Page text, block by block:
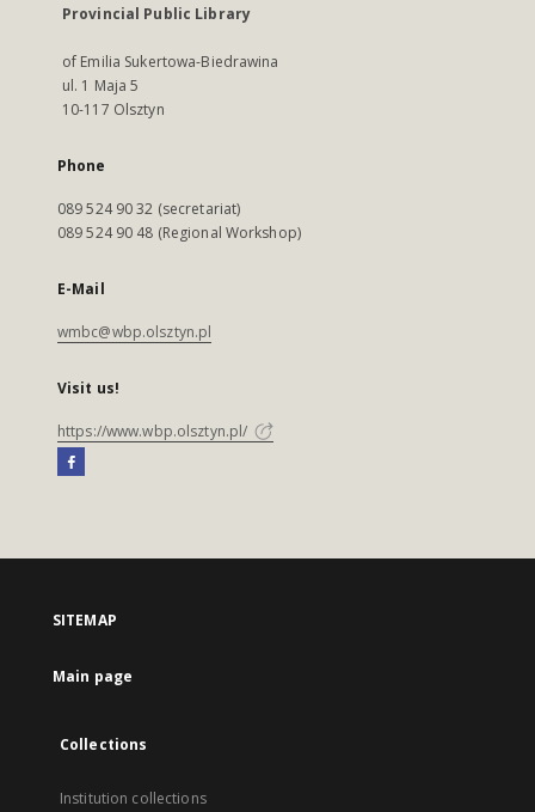
Provincial Public Library
of Emilia Sukertowa-Biedrawina
ul. 1 Maja 5
10-117 Olsztyn
Phone
089 524 90 32 (secretariat)
089 524 90 48 (Regional Workshop)
E-Mail
wmbc@wbp.olsztyn.pl
Visit us!
https://www.wbp.olsztyn.pl/
SITEMAP
Main page
Collections
Institution collections